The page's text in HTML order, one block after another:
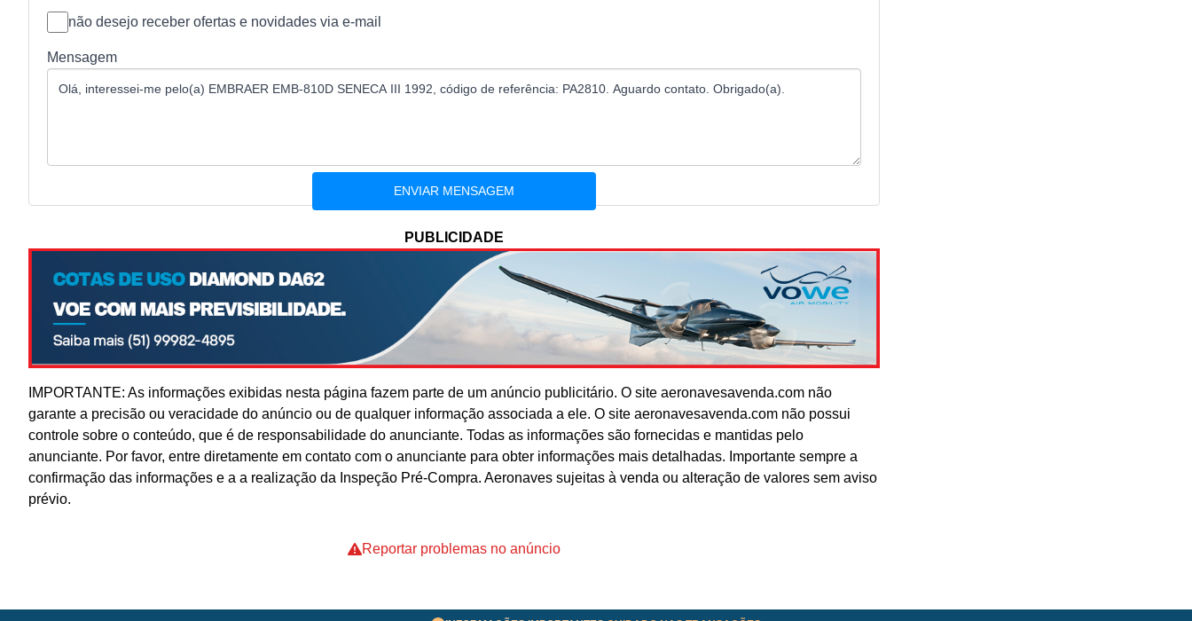
não desejo receber ofertas e novidades via e-mail
Mensagem
PUBLICIDADE
IMPORTANTE: As informações exibidas nesta página fazem parte de um anúncio publicitário. O site aeronavesavenda.com não
garante a precisão ou veracidade do anúncio ou de qualquer informação associada a ele. O site aeronavesavenda.com não possui
controle sobre o conteúdo, que é de responsabilidade do anunciante. Todas as informações são fornecidas e mantidas pelo
anunciante. Por favor, entre diretamente em contato com o anunciante para obter informações mais detalhadas. Importante sempre a
confirmação das informações e a a realização da Inspeção Pré-Compra. Aeronaves sujeitas à venda ou alteração de valores sem aviso
prévio.
Reportar problemas no anúncio